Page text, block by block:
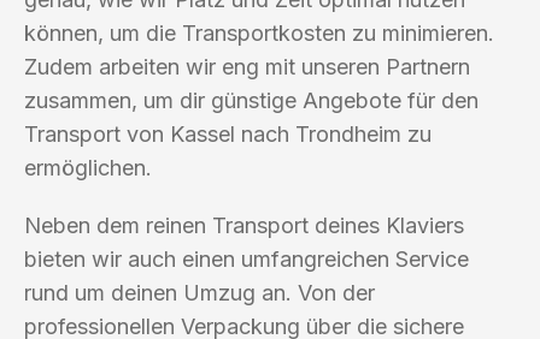
können, um die Transportkosten zu minimieren.
Zudem arbeiten wir eng mit unseren Partnern
zusammen, um dir günstige Angebote für den
Transport von Kassel nach Trondheim zu
ermöglichen.
Neben dem reinen Transport deines Klaviers
bieten wir auch einen umfangreichen Service
rund um deinen Umzug an. Von der
professionellen Verpackung über die sichere